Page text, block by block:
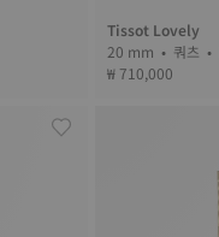
Tissot Lovely
₩ 710,000